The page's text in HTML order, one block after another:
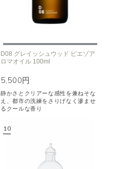
D08 グレイッシュウッド ピエゾア
ロマオイル 100ml
5,500円
静かさとクリアーな感性を兼ねそな
え、都市の洗練をさりげなく滲ませ
るクールな香り